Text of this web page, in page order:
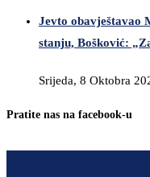
Jevto obavještavao
stanju, Bošković:
Srijeda, 8 Oktobra
Pratite nas na facebook-u